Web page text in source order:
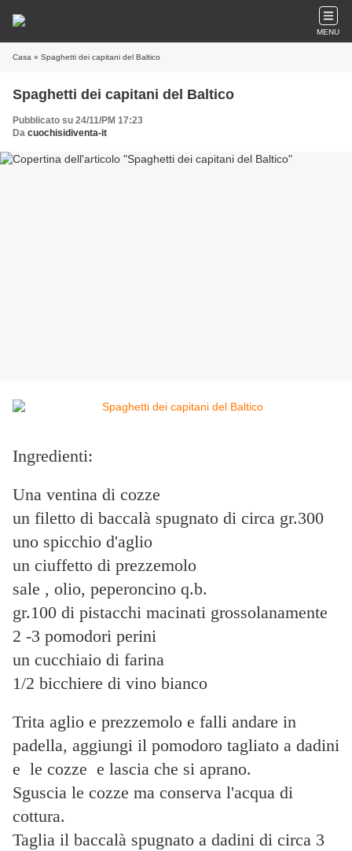
MENU
Casa » Spaghetti dei capitani del Baltico
Spaghetti dei capitani del Baltico
Pubblicato su 24/11/PM 17:23
Da cuochisidiventa-it
Ingredienti:
Una ventina di cozze
un filetto di baccalà spugnato di circa gr.300
uno spicchio d'aglio
un ciuffetto di prezzemolo
sale , olio, peperoncino q.b.
gr.100 di pistacchi macinati grossolanamente
2 -3 pomodori perini
un cucchiaio di farina
1/2 bicchiere di vino bianco
Trita aglio e prezzemolo e falli andare in
padella, aggiungi il pomodoro tagliato a dadini
e le cozze e lascia che si aprano.
Sguscia le cozze ma conserva l'acqua di
cottura.
Taglia il baccalà spugnato a dadini di circa 3